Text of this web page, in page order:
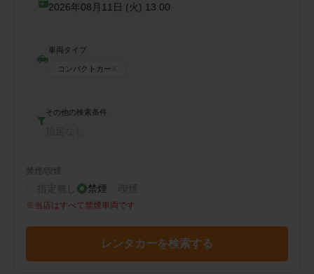
2026年08月11日 (火) 13:00
車両タイプ
コンパクトカー
その他の検索条件
禁煙/喫煙
指定無し 禁煙 喫煙
※ 当店はすべて禁煙車両です
レンタカーを検索する